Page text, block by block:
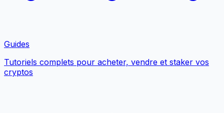
Guides
Tutoriels complets pour acheter, vendre et staker vos
cryptos